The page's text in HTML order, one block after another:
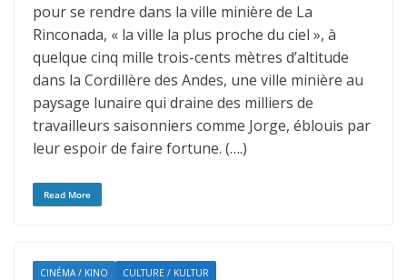
pour se rendre dans la ville minière de La
Rinconada, « la ville la plus proche du ciel », à
quelque cinq mille trois-cents mètres d’altitude
dans la Cordillère des Andes, une ville minière au
paysage lunaire qui draine des milliers de
travailleurs saisonniers comme Jorge, éblouis par
leur espoir de faire fortune. (….)
Read More
CINÉMA / KINO CULTURE / KULTUR